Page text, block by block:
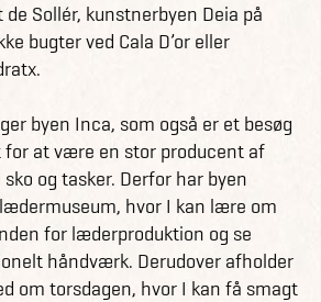
Sollér, kunstnerbyen Deia på
bugter ved Cala D’or eller
byen Inca, som også er et besøg
at være en stor producent af
og tasker. Derfor har byen
hvor I kan lære om
for læderproduktion og se
håndværk. Derudover afholder
om torsdagen, hvor I kan få smagt